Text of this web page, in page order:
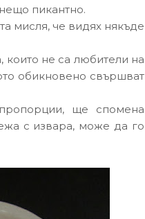
пикантно.
мисля, че видях някъде
които не са любители на
обикновено свършват
ще спомена
с извара, може да го